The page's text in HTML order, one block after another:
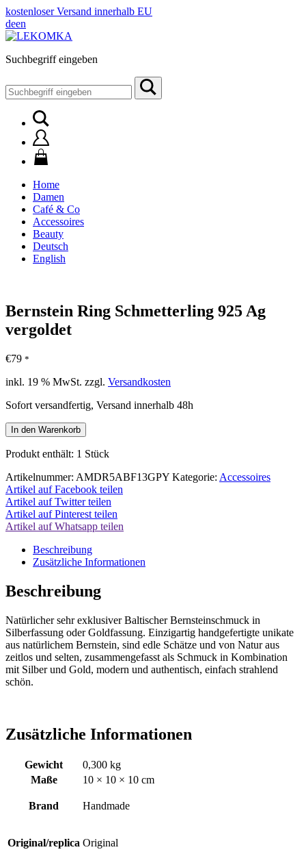
kostenloser Versand innerhalb EU
deen
Suchbegriff eingeben
nach:
Home
Damen
Café & Co
Accessoires
Beauty
Deutsch
English
Bernstein Ring Schmetterling 925 Ag
vergoldet
€79 *
inkl. 19 % MwSt. zzgl. Versandkosten
Sofort versandfertig, Versand innerhalb 48h
Bernstein
Ring
Schmetterling
Ag
vergoldet
Menge
In den Warenkorb
Produkt enthält: 1 Stück
Artikelnummer: AMDR5ABF13GPY Kategorie: Accessoires
Artikel auf Facebook teilen
Artikel auf Twitter teilen
Artikel auf Pinterest teilen
Artikel auf Whatsapp teilen
Beschreibung
Zusätzliche Informationen
Beschreibung
Natürlicher sehr exklusiver Baltischer Bernsteinschmuck in
Silberfassung oder Goldfassung. Einzigartig handgefertigte unikate
aus natürlichem Bernstein, sind edle Schätze und von Natur aus
zeitlos und selten, zusammengefasst als Schmuck in Kombination
mit Silber und Gold, modern und authentisch, einfach strahlend
schön.
Zusätzliche Informationen
Gewicht
0,300 kg
Maße
10 × 10 × 10 cm
Brand Handmade
Original/replica Original